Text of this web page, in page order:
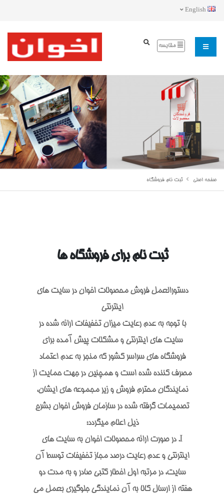
مقایسه
صفحه اصلی ثبت نام فروشگاه
ثبت نام برای فروشگاه ها
دستورالعمل فروش محصولات اخوان در سایت های
اینترنتی
با توجه به عدم رعایت میزان تخفیفات ارائه شده در
سایت های اینترنتی و مشکلات پیش آمده برای
فروشگاه های سراسر کشور که منجر به عدم اعتماد
مصرف کننده شده است و همچنین در جهت حمایت از
نمایندگان محترم فروش و زیر مجموعه های ایشان،
تصمیمات گرفته شده در سازمان فروش اخوان بشرح
ذیل اعلام میگردد:
I. در صورت ارائه محصولات اخوان به سایت های
اینترنتی و عدم رعایت درصد مجاز تخفیفات توسط آن
سایت، در مرتبه اول اخطار کتبی صادر و به مدت دو
هفته از ارسال کالا به آن نمایندگی جلوگیری بعمل می